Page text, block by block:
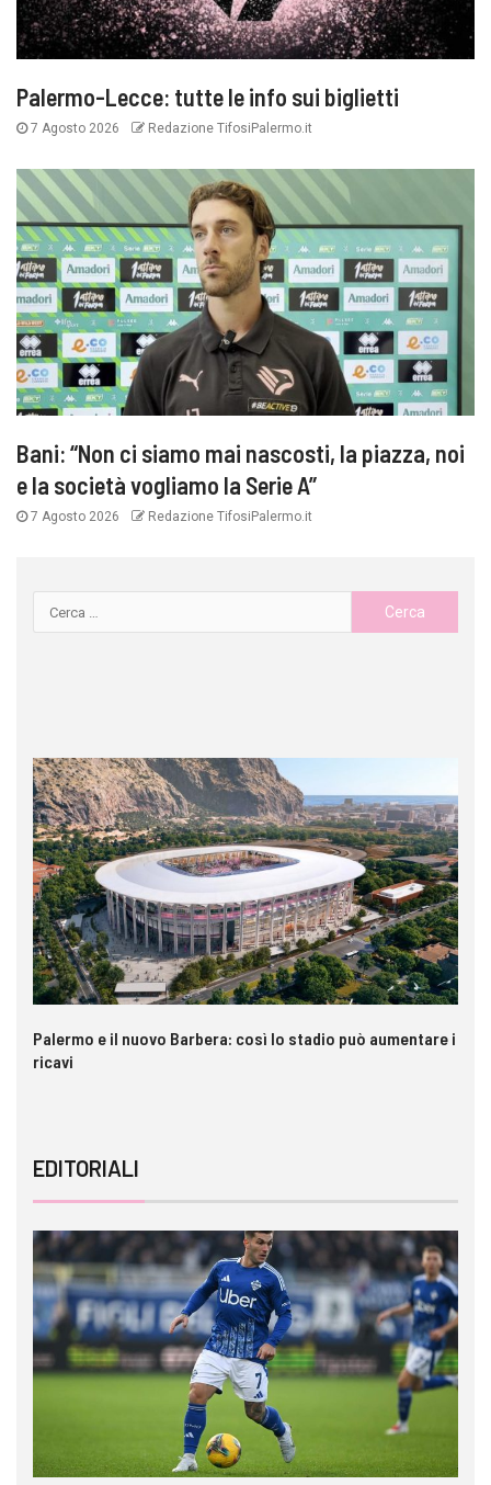
Palermo-Lecce: tutte le info sui biglietti
7 Agosto 2026 Redazione TifosiPalermo.it
Bani: “Non ci siamo mai nascosti, la piazza, noi
e la società vogliamo la Serie A”
7 Agosto 2026 Redazione TifosiPalermo.it
Palermo e il nuovo Barbera: così lo stadio può aumentare i
ricavi
EDITORIALI